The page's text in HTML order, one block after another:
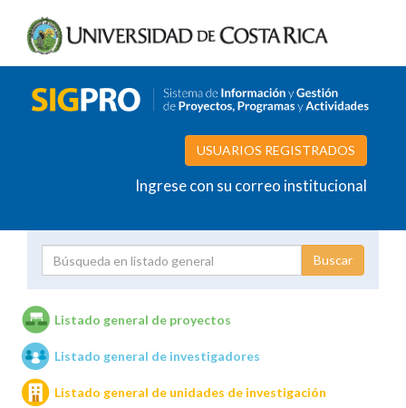
USUARIOS REGISTRADOS
Ingrese con su correo institucional
Unidades de investigación
Listado general de proyectos
Listado general de investigadores
Listado general de unidades de investigación